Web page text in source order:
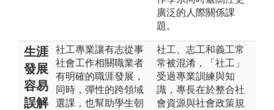
廣泛的人際關係課
題。
生涯
發展
容易
誤解
社工專業讓有志從事
社會工作相關職業者
有明確的職涯發展，
同時，彈性的跨領域
選課，也幫助學生朝
社工、志工和義工常
常被混淆，「社工」
受過專業訓練與知
識，專長在於整合社
會資源與社會政策規